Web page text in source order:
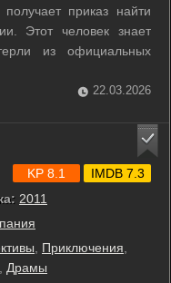
приказ найти
Этот человек знает
из официальных
приводят агента в
и Латинской Америки.
...
22.03.2026
2011
Приключения
Драмы
KP 8.1 IMDB 7.3